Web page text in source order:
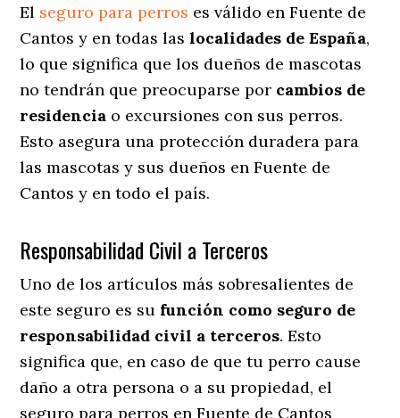
El seguro para perros es válido en Fuente de
Cantos y en todas laslocalidades de España,
lo que significa que los dueños de mascotas
no tendrán que preocuparse por cambios de
residencia o excursiones con sus perros.
Esto asegura una protección duradera para
las mascotas y sus dueños en Fuente de
Cantos y en todo el país.
Responsabilidad Civil a Terceros
Uno de los artículos más sobresalientes de
este seguro es su función como seguro de
responsabilidad civil a terceros. Esto
significa que, en caso de que tu perro cause
daño a otra persona o a su propiedad, el
seguro para perros en Fuente de Cantos